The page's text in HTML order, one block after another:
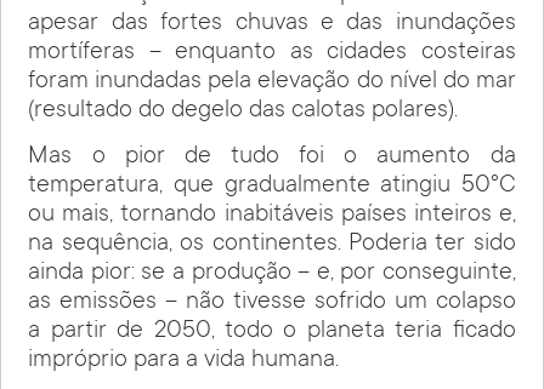
apesar das fortes chuvas e das inundações
mortíferas – enquanto as cidades costeiras
foram inundadas pela elevação do nível do mar
(resultado do degelo das calotas polares).
Mas o pior de tudo foi o aumento da
temperatura, que gradualmente atingiu 50°C
ou mais, tornando inabitáveis países inteiros e,
na sequência, os continentes. Poderia ter sido
ainda pior: se a produção – e, por conseguinte,
as emissões – não tivesse sofrido um colapso
a partir de 2050, todo o planeta teria ficado
impróprio para a vida humana.